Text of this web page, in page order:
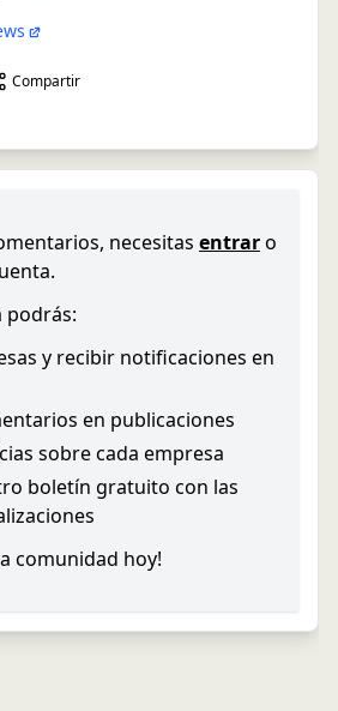
Compartir
necesitas entraro
podrás:
y recibir notificaciones en
en publicaciones
sobre cada empresa
boletín gratuito con las
comunidad hoy!